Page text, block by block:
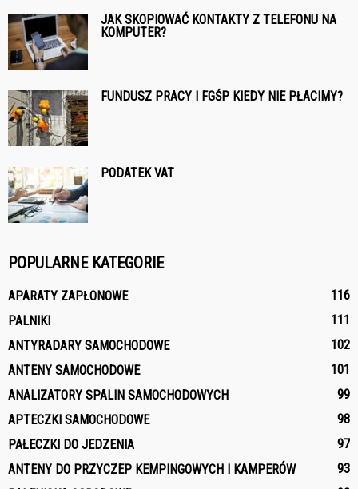
JAK SKOPIOWAĆ KONTAKTY Z TELEFONU NA
KOMPUTER?
FUNDUSZ PRACY I FGŚP KIEDY NIE PŁACIMY?
PODATEK VAT
POPULARNE KATEGORIE
APARATY ZAPŁONOWE
116
PALNIKI
111
ANTYRADARY SAMOCHODOWE
102
ANTENY SAMOCHODOWE
101
ANALIZATORY SPALIN SAMOCHODOWYCH
99
APTECZKI SAMOCHODOWE
98
PAŁECZKI DO JEDZENIA
97
ANTENY DO PRZYCZEP KEMPINGOWYCH I KAMPERÓW
93